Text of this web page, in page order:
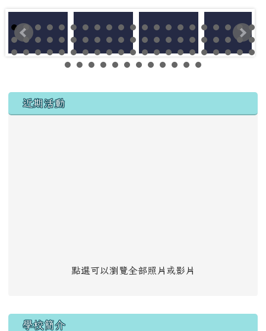
左邊區域內容
近期活動
點選可以瀏覽全部照片或影片
學校簡介